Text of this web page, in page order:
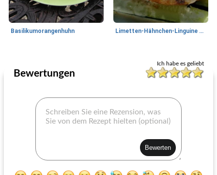
Basilikumorangenhuhn Limetten-Hähnchen-Linguine mit Koriander-Sahnesoße und gerösteter Zucch
betrunkenes käsiges Huhn
Ich habe es geliebt
Bewertungen